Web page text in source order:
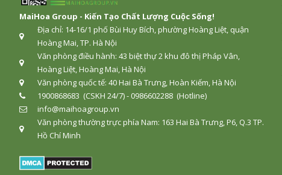
MaiHoa Group - Kiến Tạo Chất Lượng Cuộc Sống!
Địa chỉ: 14-16/1 phố Bùi Huy Bích, phường Hoàng Liệt, quận
Hoàng Mai, TP. Hà Nội
Văn phòng điều hành: 43 biệt thự 2 khu đô thị Pháp Vân,
Hoàng Liệt, Hoàng Mai, Hà Nội
Văn phòng quốc tế: 40 Hai Bà Trưng, Hoàn Kiếm, Hà Nội
1900868683 (CSKH 24/7) - 0986602288 (Hotline)
info@maihoagroup.vn
Văn phòng thường trực phía Nam: 163 Hai Bà Trưng, P6, Q.3 TP.
Hồ Chí Minh